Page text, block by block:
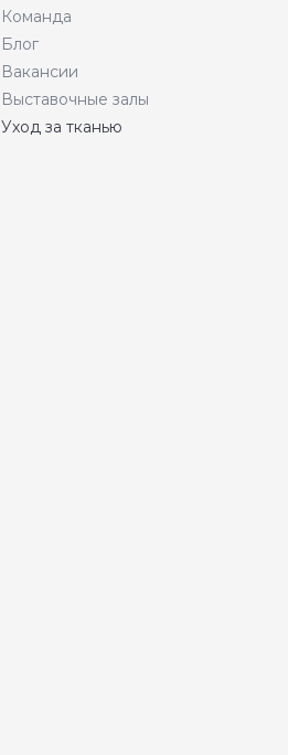
Команда
Блог
Вакансии
Выставочные залы
Уход за тканью